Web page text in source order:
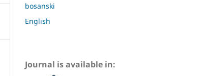
bosanski
English
Journal is available in: